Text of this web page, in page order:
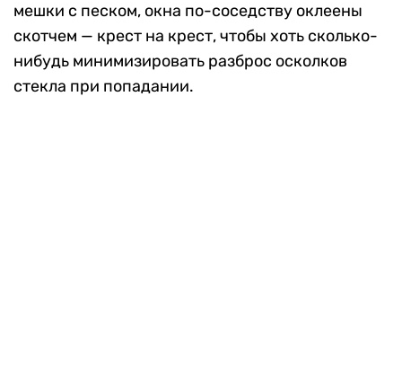
мешки с песком, окна по-соседству оклеены
скотчем — крест на крест, чтобы хоть сколько-
нибудь минимизировать разброс осколков
стекла при попадании.